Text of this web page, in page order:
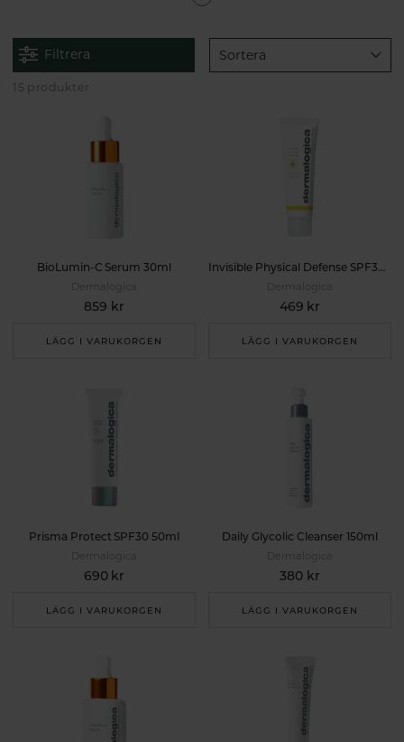
framtagna i samarbete mellan Dermalogica och
Läs mer om Dermalogica här:
Dermalogica - professionell hudvård sedan 1986
Filtrera Sortera
15 produkter
BioLumin-C Serum 30ml
859 kr
LÄGG I VARUKORGEN
Invisible Physical Defense SPF30 50ml
469 kr
LÄGG I VARUKORGEN
Prisma Protect SPF30 50ml
690 kr
LÄGG I VARUKORGEN
Daily Glycolic Cleanser 150ml
380 kr
LÄGG I VARUKORGEN